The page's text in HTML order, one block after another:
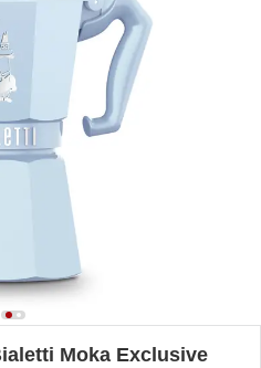
Moka Exclusive